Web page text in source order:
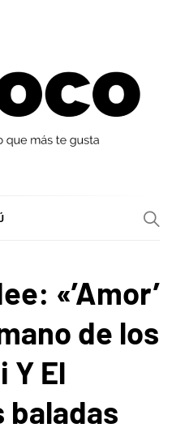
«’Amor’
de los
Y El
baladas